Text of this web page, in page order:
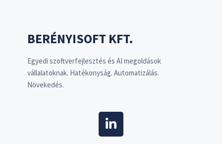
BERÉNYISOFT KFT.
Egyedi szoftverfejlesztés és AI megoldások
vállalatoknak. Hatékonyság. Automatizálás.
Növekedés.